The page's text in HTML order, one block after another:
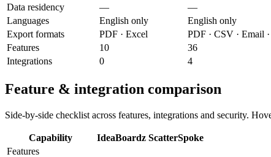
Data residency
—
—
Languages
English only
English only
Export formats
PDF · Excel
PDF · CSV · Email
Features
10
36
Integrations
0 4
Feature & integration comparison
Side-by-side checklist across features, integrations and security.
Capability IdeaBoardz ScatterSpoke
Features